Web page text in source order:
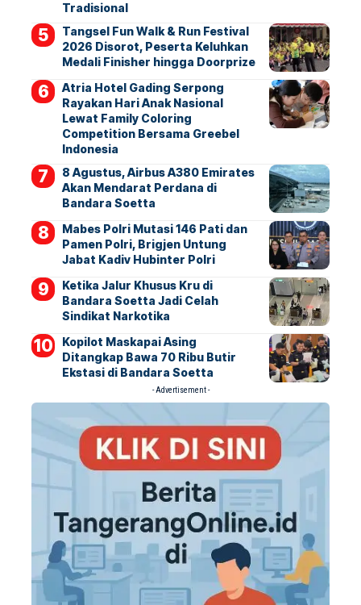
Tradisional
Tangsel Fun Walk & Run Festival
2026 Disorot, Peserta Keluhkan
Medali Finisher hingga Doorprize
Atria Hotel Gading Serpong
Rayakan Hari Anak Nasional
Lewat Family Coloring
Competition Bersama Greebel
Indonesia
8 Agustus, Airbus A380 Emirates
Akan Mendarat Perdana di
Bandara Soetta
Mabes Polri Mutasi 146 Pati dan
Pamen Polri, Brigjen Untung
Jabat Kadiv Hubinter Polri
Ketika Jalur Khusus Kru di
Bandara Soetta Jadi Celah
Sindikat Narkotika
Kopilot Maskapai Asing
Ditangkap Bawa 70 Ribu Butir
Ekstasi di Bandara Soetta
- Advertisement -